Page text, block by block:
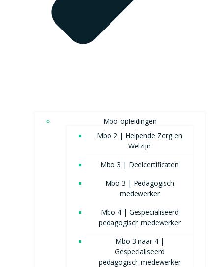
Mbo-opleidingen
Mbo 2 | Helpende Zorg en
Welzijn
Mbo 3 | Deelcertificaten
Mbo 3 | Pedagogisch
medewerker
Mbo 4 | Gespecialiseerd
pedagogisch medewerker
Mbo 3 naar 4 |
Gespecialiseerd
pedagogisch medewerker